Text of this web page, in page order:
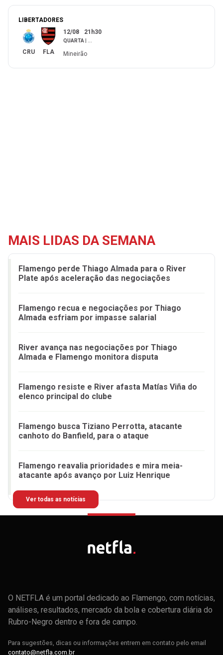
LIBERTADORES
CRU FLA
12/08 21h30
QUARTA
Mineirão
MAIS LIDAS DA SEMANA
Flamengo perde Thiago Almada para o River
Plate após aceleração das negociações
Flamengo recua e negociações por Thiago
Almada esfriam por impasse salarial
River avança nas negociações por Thiago
Almada e Flamengo monitora disputa
Flamengo resiste e River afasta Matías Viña do
elenco principal do clube
Flamengo busca Tiziano Perrotta, atacante
canhoto do Banfield, para o ataque
Flamengo reavalia prioridades e mira meia-
atacante após avanço por Luiz Henrique
Ver todas as notícias
O NETFLA é um portal dedicado ao Flamengo, com notícias,
análises, resultados, mercado da bola e cobertura diária do
Rubro-Negro dentro e fora de campo.
Para sugestões, dicas ou informações entrem em contato pelo email
contato@netfla.com.br